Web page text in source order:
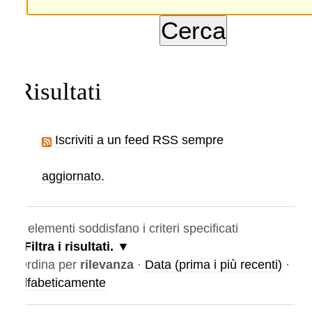
Iscriviti a un feed RSS sempre
aggiornato.
soddisfano i criteri specificati
i risultati.
per rilevanza · Data (prima i più recenti) ·